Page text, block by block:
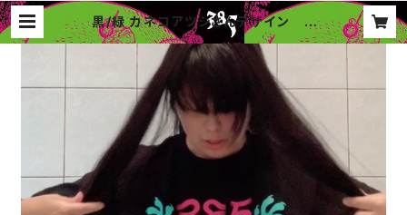
黒/緑 カネコアツシさんデザイン ３
８５Tシャツ&ステッカー 黒/緑 送
料込み | 385music